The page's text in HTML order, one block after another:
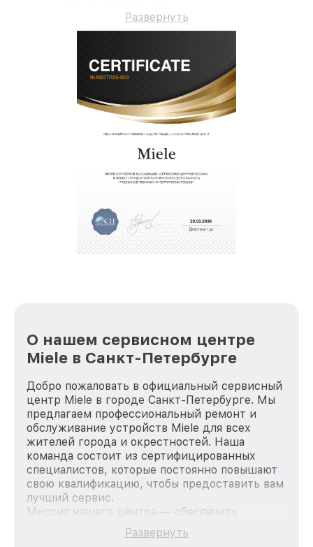
Развернуть
О нашем сервисном центре
Miele в Санкт-Петербурге
Добро пожаловать в официальный сервисный
центр Miele в городе Санкт-Петербурге. Мы
предлагаем профессиональный ремонт и
обслуживание устройств Miele для всех
жителей города и окрестностей. Наша
команда состоит из сертифицированных
специалистов, которые постоянно повышают
свою квалификацию, чтобы предоставить вам
лучший сервис.
Миссия нашего центра — обеспечить
качественный и доступный ремонт для
каждого пользователя продукции Miele, вне
Развернуть